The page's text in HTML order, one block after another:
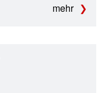
mehr